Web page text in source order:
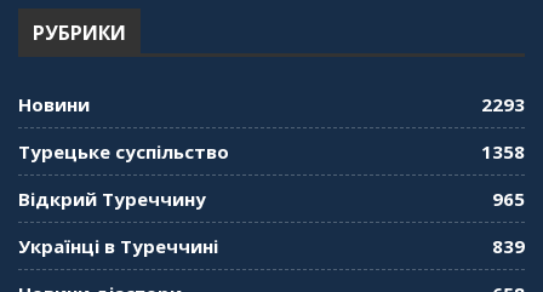
РУБРИКИ
Новини
2293
Турецьке суспільство
1358
Відкрий Туреччину
965
Українці в Туреччині
839